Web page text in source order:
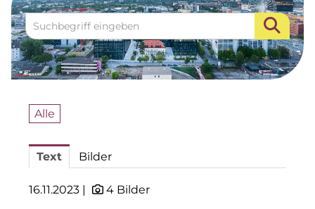
www.einfach-sparsam.de
ACCUMULATA
Accumulata Operations (AOP)
Allgemeine SÜDBODEN
BHB Unternehmensgruppe
City 1 Group
Alle
Text Bilder
16.11.2023 | 4 Bilder